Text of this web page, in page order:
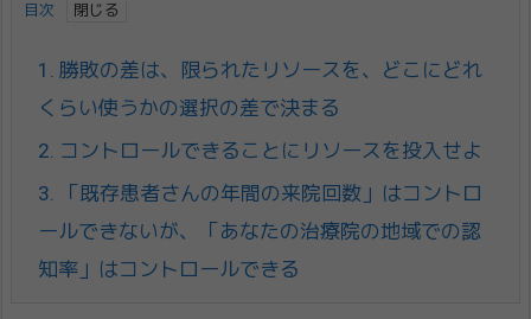
目次
1. 勝敗の差は、限られたリソースを、どこにどれ
くらい使うかの選択の差で決まる
2. コントロールできることにリソースを投入せよ
3. 「既存患者さんの年間の来院回数」はコントロ
ールできないが、「あなたの治療院の地域での認
知率」はコントロールできる